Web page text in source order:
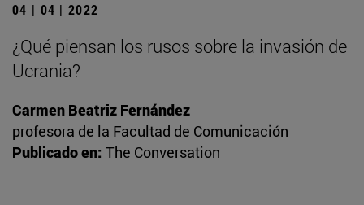
04 | 04 | 2022
¿Qué piensan los rusos sobre la invasión de
Ucrania?
Carmen Beatriz Fernández
profesora de la Facultad de Comunicación
Publicado en: The Conversation